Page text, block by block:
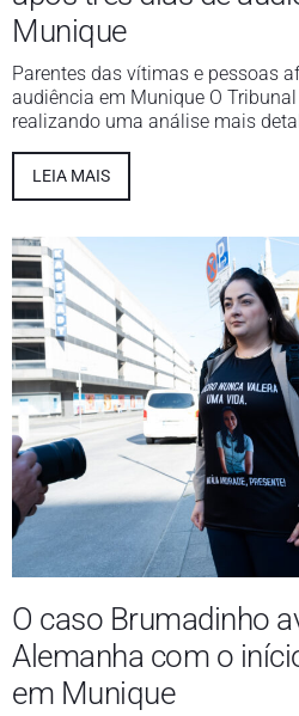
Munique
Parentes das vítimas e pessoas
audiência em Munique O
realizando uma análise mais
LEIA MAIS
O caso Brumadinho
Alemanha com o
em Munique